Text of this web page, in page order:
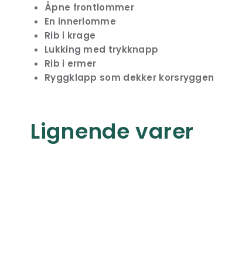
Åpne frontlommer
En innerlomme
Rib i krage
Lukking med trykknapp
Rib i ermer
Ryggklapp som dekker korsryggen
Lignende varer